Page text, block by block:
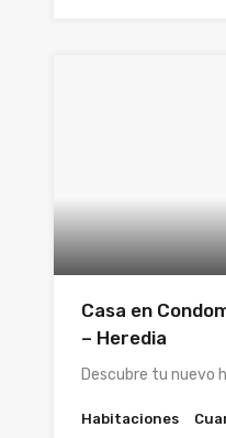
Casa en
– Heredia
Descubre tu nuevo
Habitaciones